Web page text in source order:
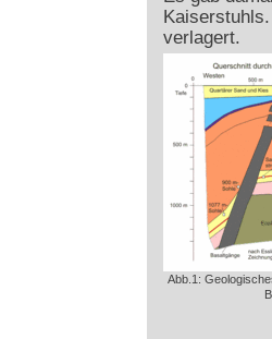
verlagert.
Abb.1: